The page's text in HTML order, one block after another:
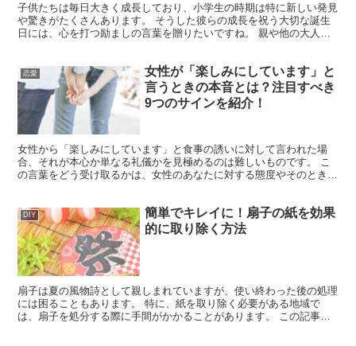
子供たちは毎日大きく成長しており、小学生の時期は特に新しい発見
や驚きがたくさんあります。 そうした彼らの成長を祝う大切な誕生
日には、心を打つ励ましの言葉を贈りたいですね。 親や他の大人か
恋愛
女性が「楽しみにしています」と
言うときの本音とは？注目すべき
9つのサインを紹介！
女性から「楽しみにしています」と食事の誘いに対して言われた場
合、それが本心か単なる礼儀かを見極めるのは難しいものです。 こ
の言葉をどう受け取るかは、女性のあなたに対する態度やそのときの
DIY
簡単でキレイに！扇子の紙を効果
的に取り除く方法
扇子は夏の風物詩として親しまれていますが、使い終わった後の処理
には困ることもあります。 特に、紙を取り除く必要がある地域で
は、扇子を処分する際に手間がかかることがあります。 この記事で